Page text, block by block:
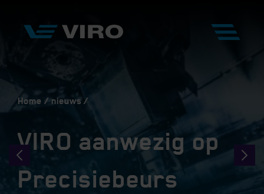
Home nieuws
VIRO aanwezig op
Precisiebeurs